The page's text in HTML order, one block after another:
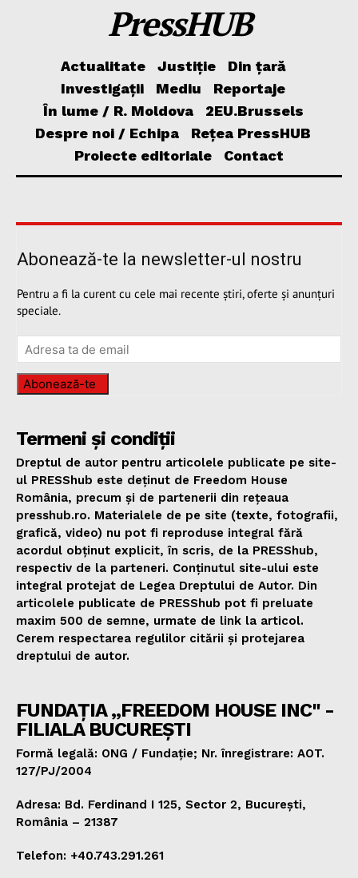
PressHUB
Actualitate Justiție
Din țară
Investigații
Mediu
Reportaje
În lume / R. Moldova
2EU.Brussels
Despre noi / Echipa
Rețea PressHUB
Proiecte editoriale
Contact
Abonează-te la newsletter-ul nostru
Pentru a fi la curent cu cele mai recente știri, oferte și anunțuri
speciale.
Abonează-te
Termeni și condiții
Dreptul de autor pentru articolele publicate pe site-
ul PRESShub este deținut de Freedom House
România, precum și de partenerii din rețeaua
presshub.ro. Materialele de pe site (texte, fotografii,
grafică, video) nu pot fi reproduse integral fără
acordul obținut explicit, în scris, de la PRESShub,
respectiv de la parteneri. Conținutul site-ului este
integral protejat de Legea Dreptului de Autor. Din
articolele publicate de PRESShub pot fi preluate
maxim 500 de semne, urmate de link la articol.
Cerem respectarea regulilor citării și protejarea
dreptului de autor.
FUNDAȚIA „FREEDOM HOUSE INC" -
FILIALA BUCUREȘTI
Formă legală: ONG / Fundație; Nr. înregistrare: AOT.
127/PJ/2004
Adresa: Bd. Ferdinand I 125, Sector 2, București,
România – 21387
Telefon: +40.743.291.261